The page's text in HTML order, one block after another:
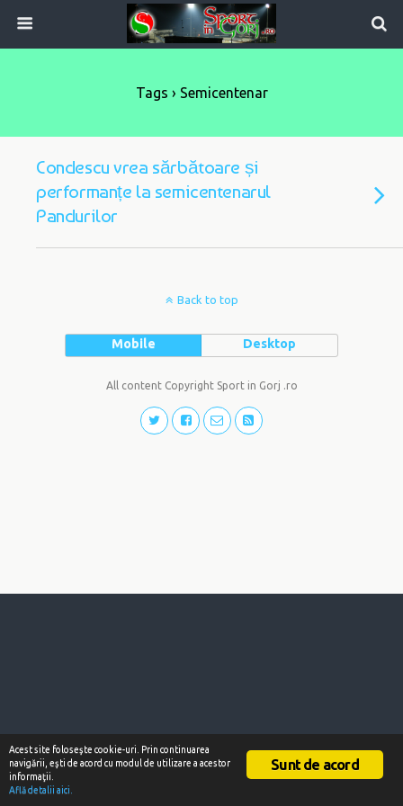
Tags › Semicentenar
Condescu vrea sărbătoare și
performanțe la semicentenarul
Pandurilor
Back to top
Mobile Desktop
All content Copyright Sport in Gorj .ro
Sunt de acord
Acest site foloseşte cookie-uri. Prin continuarea
navigării, eşti de acord cu modul de utilizare a acestor
informaţii.
Află detalii aici.